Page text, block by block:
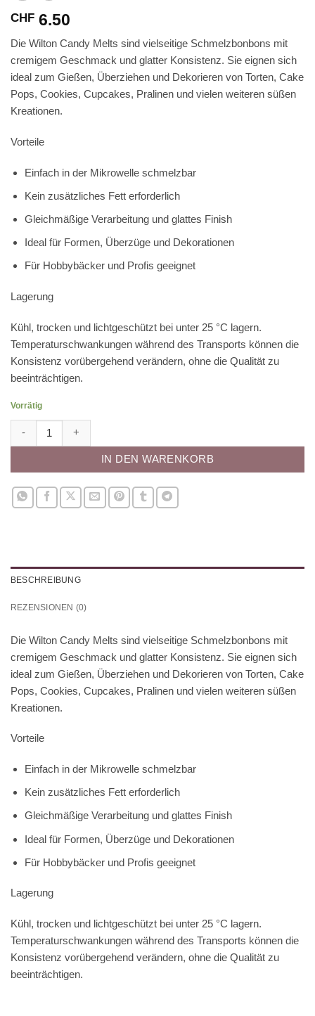
CHF 6.50
Die Wilton Candy Melts sind vielseitige Schmelzbonbons mit
cremigem Geschmack und glatter Konsistenz. Sie eignen sich
ideal zum Gießen, Überziehen und Dekorieren von Torten, Cake
Pops, Cookies, Cupcakes, Pralinen und vielen weiteren süßen
Kreationen.
Vorteile
Einfach in der Mikrowelle schmelzbar
Kein zusätzliches Fett erforderlich
Gleichmäßige Verarbeitung und glattes Finish
Ideal für Formen, Überzüge und Dekorationen
Für Hobbybäcker und Profis geeignet
Lagerung
Kühl, trocken und lichtgeschützt bei unter 25 °C lagern.
Temperaturschwankungen während des Transports können die
Konsistenz vorübergehend verändern, ohne die Qualität zu
beeinträchtigen.
Vorrätig
IN DEN WARENKORB
BESCHREIBUNG
REZENSIONEN (0)
Die Wilton Candy Melts sind vielseitige Schmelzbonbons mit
cremigem Geschmack und glatter Konsistenz. Sie eignen sich
ideal zum Gießen, Überziehen und Dekorieren von Torten, Cake
Pops, Cookies, Cupcakes, Pralinen und vielen weiteren süßen
Kreationen.
Vorteile
Einfach in der Mikrowelle schmelzbar
Kein zusätzliches Fett erforderlich
Gleichmäßige Verarbeitung und glattes Finish
Ideal für Formen, Überzüge und Dekorationen
Für Hobbybäcker und Profis geeignet
Lagerung
Kühl, trocken und lichtgeschützt bei unter 25 °C lagern.
Temperaturschwankungen während des Transports können die
Konsistenz vorübergehend verändern, ohne die Qualität zu
beeinträchtigen.